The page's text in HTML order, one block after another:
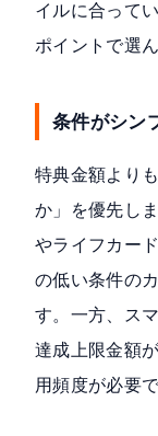
イルに合って
ポイントで選
条件がシン
特典金額より
か」を優先し
やライフカー
の低い条件の
す。一方、ス
達成上限金額
用頻度が必要で